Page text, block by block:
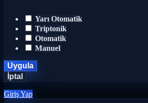
Yarı Otomatik
Triptonik
Otomatik
Manuel
Uygula
İptal
Giriş Yap